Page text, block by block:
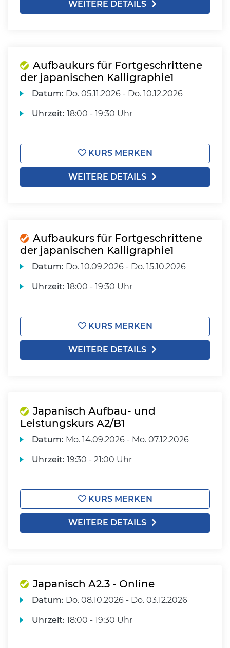
WEITERE DETAILS
Aufbaukurs für Fortgeschrittene
der japanischen Kalligraphie1
Datum: Do. 05.11.2026 - Do. 10.12.2026
Uhrzeit: 18:00 - 19:30 Uhr
KURS MERKEN
WEITERE DETAILS
Aufbaukurs für Fortgeschrittene
der japanischen Kalligraphie1
Datum: Do. 10.09.2026 - Do. 15.10.2026
Uhrzeit: 18:00 - 19:30 Uhr
KURS MERKEN
WEITERE DETAILS
Japanisch Aufbau- und
Leistungskurs A2/B1
Datum: Mo. 14.09.2026 - Mo. 07.12.2026
Uhrzeit: 19:30 - 21:00 Uhr
KURS MERKEN
WEITERE DETAILS
Japanisch A2.3 - Online
Datum: Do. 08.10.2026 - Do. 03.12.2026
Uhrzeit: 18:00 - 19:30 Uhr